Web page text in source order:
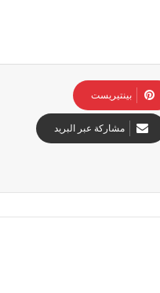
بينتيريست
مشاركة عبر البريد